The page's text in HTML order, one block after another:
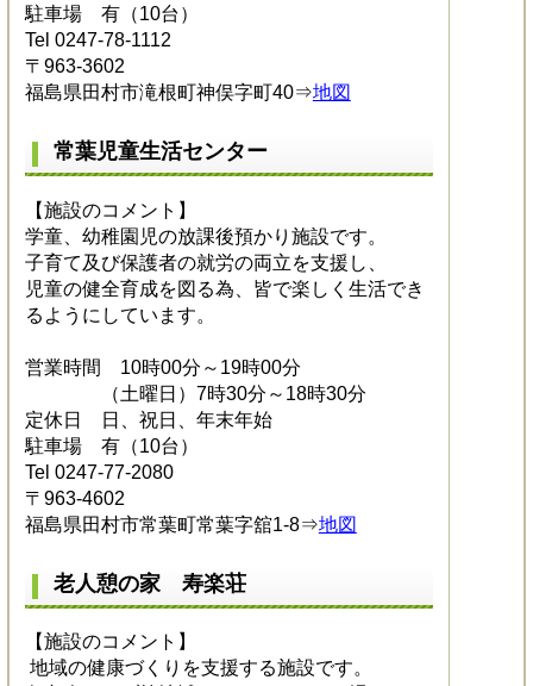
駐車場 有（10台）
Tel 0247-78-1112
〒963-3602
福島県田村市滝根町神俣字町40⇒地図
常葉児童生活センター
【施設のコメント】
学童、幼稚園児の放課後預かり施設です。
子育て及び保護者の就労の両立を支援し、
児童の健全育成を図る為、皆で楽しく生活でき
るようにしています。
営業時間 10時00分～19時00分
（土曜日）7時30分～18時30分
定休日 日、祝日、年末年始
駐車場 有（10台）
Tel 0247-77-2080
〒963-4602
福島県田村市常葉町常葉字舘1-8⇒地図
老人憩の家 寿楽荘
【施設のコメント】
地域の健康づくりを支援する施設です。